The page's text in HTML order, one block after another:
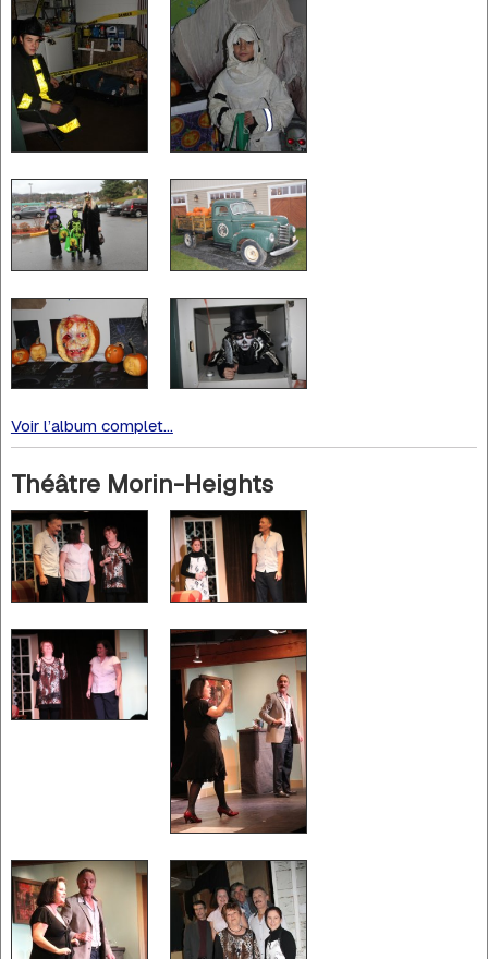
Voir l’album complet...
Théâtre Morin-Heights